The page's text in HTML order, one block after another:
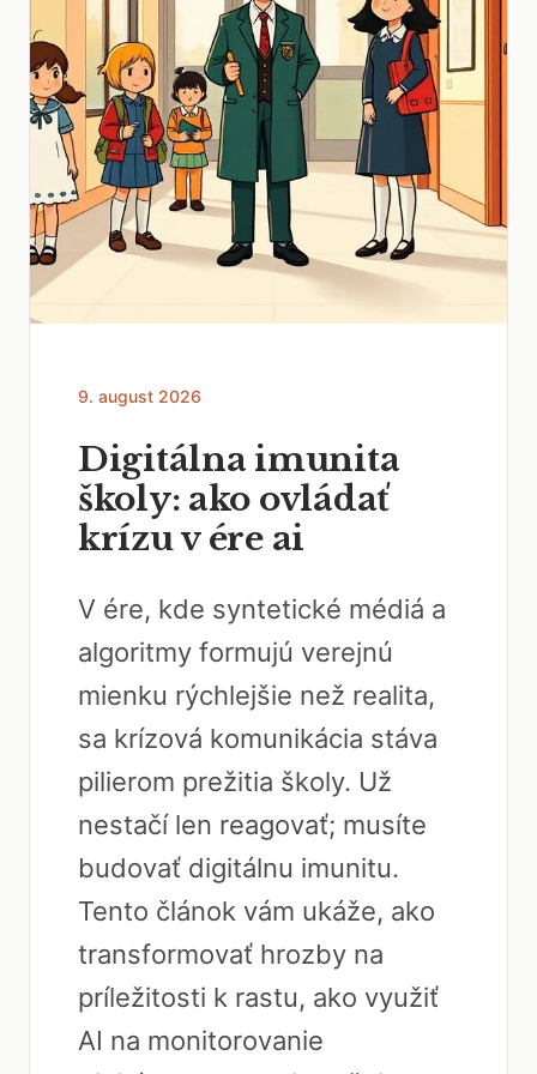
9. august 2026
Digitálna imunita
školy: ako ovládať
krízu v ére ai
V ére, kde syntetické médiá a
algoritmy formujú verejnú
mienku rýchlejšie než realita,
sa krízová komunikácia stáva
pilierom prežitia školy. Už
nestačí len reagovať; musíte
budovať digitálnu imunitu.
Tento článok vám ukáže, ako
transformovať hrozby na
príležitosti k rastu, ako využiť
AI na monitorovanie